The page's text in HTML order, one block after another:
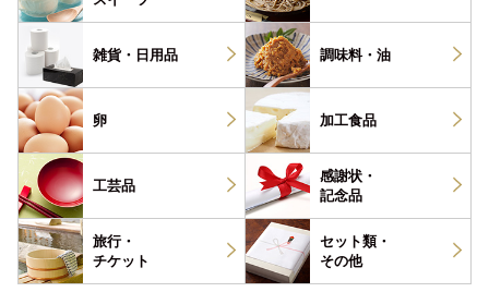
雑貨・ 日用品 調味料・ 油
卵 加工食品
工芸品
感謝状・
記念品
旅行・
チケット
セット類・
その他